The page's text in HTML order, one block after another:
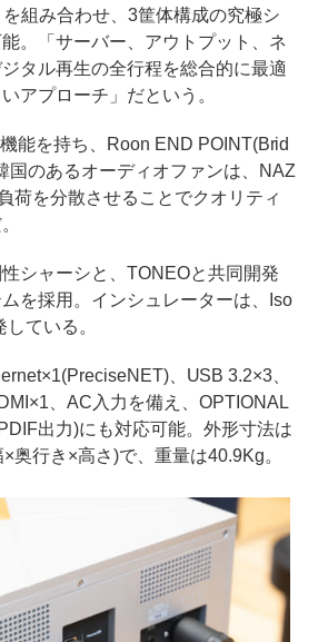
組み合わせ、3筐体構成の究極シ
。「サーバー、アウトプット、ネ
タル再生の全行程を総合的に最適
アプローチ」だという。
能を持ち、Roon END POINT(Brid
国のあるオーディオファンは、NAZ
荷を分散させることでクオリティ
シャーシと、TONEOと共同開発
を採用。インシュレーターは、Iso
ている。
、USB 3.2×3、
、AC入力を備え、OPTIONAL
出力)にも対応可能。外形寸法は
奥行き×高さ)で、重量は40.9Kg。